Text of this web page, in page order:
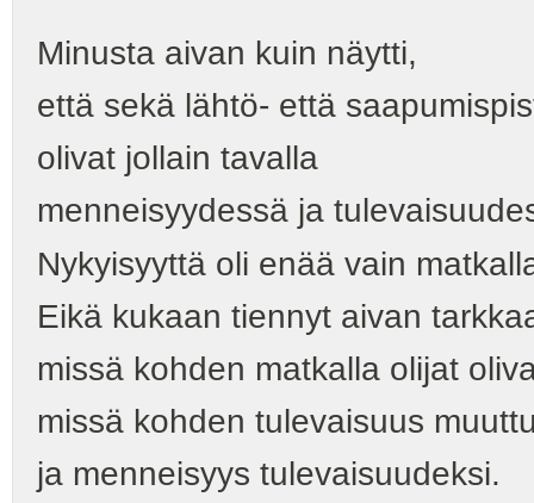
Minusta aivan kuin näytti,
että sekä lähtö- että
olivat jollain tavalla
menneisyydessä ja
Nykyisyyttä oli enää vain
Eikä kukaan tiennyt aivan
missä kohden matkalla olijat
missä kohden tulevaisuus
ja menneisyys tulevaisuudeksi.